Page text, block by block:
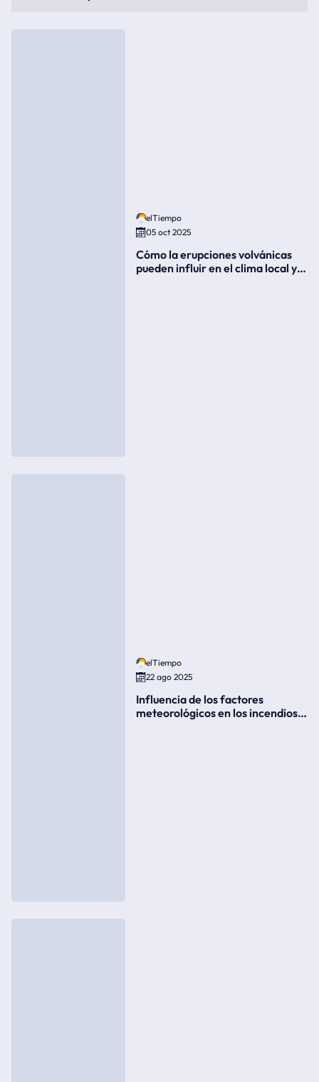
elTiempo
05 oct 2025
Cómo la erupciones volvánicas
pueden influir en el clima local y
elTiempo
22 ago 2025
Influencia de los factores
meteorológicos en los incendios